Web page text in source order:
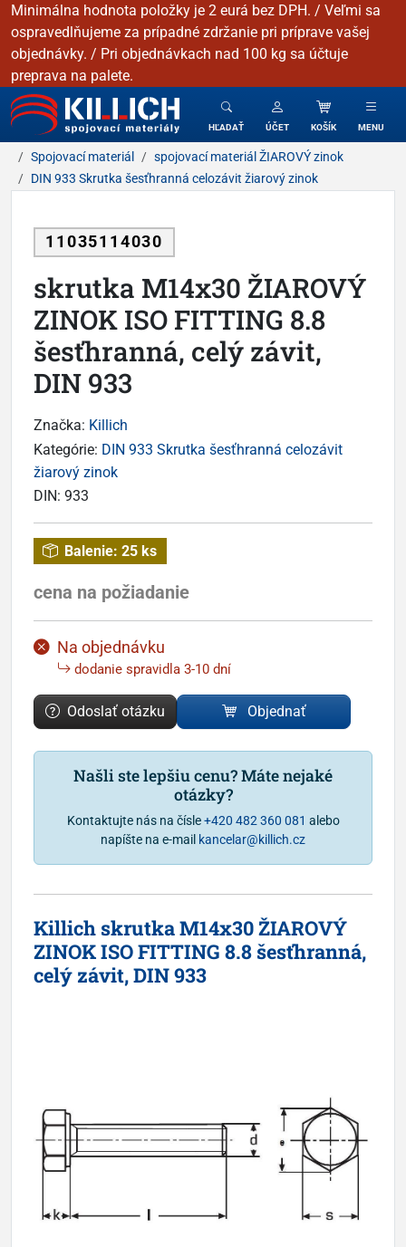
Minimálna hodnota položky je 2 eurá bez DPH. / Veľmi sa
ospravedlňujeme za prípadné zdržanie pri príprave vašej
objednávky. / Pri objednávkach nad 100 kg sa účtuje
preprava na palete.
KILLICH - Spojovacie materiály
HĽADAŤ ÚČET KOŠÍK MENU
Spojovací materiál
spojovací materiál ŽIAROVÝ zinok
DIN 933 Skrutka šesťhranná celozávit žiarový zinok
11035114030
skrutka M14x30 ŽIAROVÝ
ZINOK ISO FITTING 8.8
šesťhranná, celý závit,
DIN 933
Značka: Killich
Kategórie: DIN 933 Skrutka šesťhranná celozávit
žiarový zinok
DIN: 933
Balenie: 25 ks
cena na požiadanie
Na objednávku
dodanie spravidla 3-10 dní
Odoslať otázku Objednať
Našli ste lepšiu cenu? Máte nejaké
otázky?
Kontaktujte nás na čísle+420 482 360 081 alebo
napíšte na e-mail kancelar@killich.cz
Killich skrutka M14x30 ŽIAROVÝ
ZINOK ISO FITTING 8.8 šesťhranná,
celý závit, DIN 933